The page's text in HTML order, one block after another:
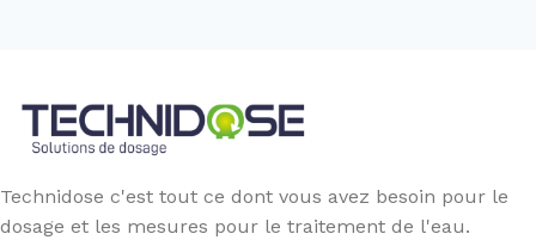
Technidose c'est tout ce dont vous avez besoin pour le
dosage et les mesures pour le traitement de l'eau.